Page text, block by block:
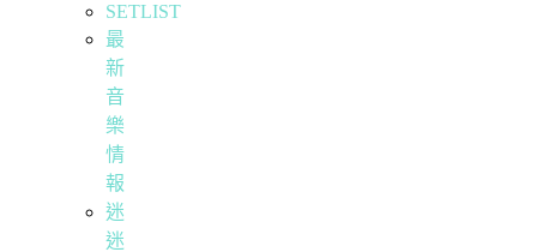
SETLIST
最
新
音
樂
情
報
迷
迷